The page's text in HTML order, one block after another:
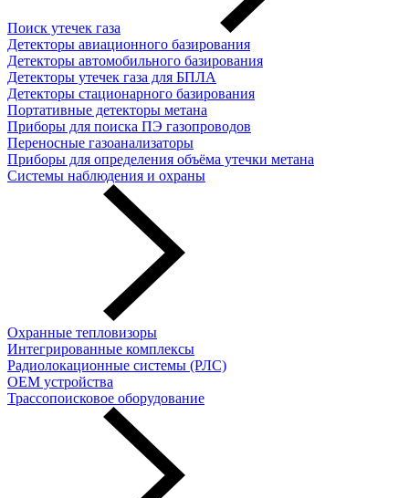
Поиск утечек газа
Детекторы авиационного базирования
Детекторы автомобильного базирования
Детекторы утечек газа для БПЛА
Детекторы стационарного базирования
Портативные детекторы метана
Приборы для поиска ПЭ газопроводов
Переносные газоанализаторы
Приборы для определения объёма утечки метана
Системы наблюдения и охраны
Охранные тепловизоры
Интегрированные комплексы
Радиолокационные системы (РЛС)
OEM устройства
Трассопоисковое оборудование